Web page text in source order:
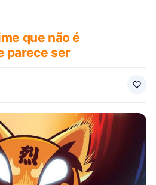
que não é
parece ser